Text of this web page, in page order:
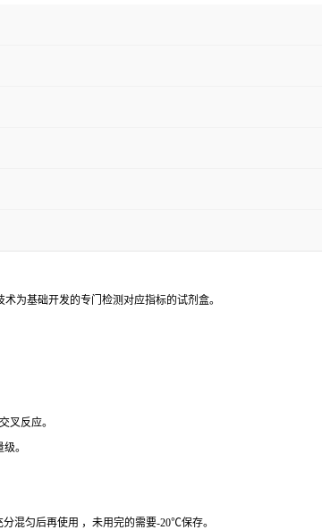
为基础开发的专门检测对应指标的试剂盒。
叉反应。
。
混匀后再使用 ，未用完的需要-20℃保存。